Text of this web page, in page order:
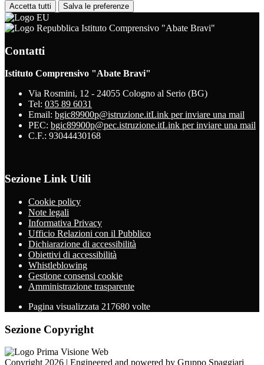
Accetta tutti Salva le preferenze
Istituto Comprensivo "Abate Bravi"
Contatti
Istituto Comprensivo "Abate Bravi"
Via Rosmini, 12 - 24055 Cologno al Serio (BG)
Tel: 035 89 6031
Email: bgic89900p@istruzione.itLink per inviare una mail
PEC: bgic89900p@pec.istruzione.itLink per inviare una mail
C.F.: 93044430168
Sezione Link Utili
Cookie policy
Note legali
Informativa Privacy
Ufficio Relazioni con il Pubblico
Dichiarazione di accessibilità
Obiettivi di accessibilità
Whistleblowing
Gestione consensi cookie
Amministrazione trasparente
Pagina visualizzata 217680 volte
Sezione Copyright
Copyright 2026 | Engineered and powered by Gruppo Spaggiari